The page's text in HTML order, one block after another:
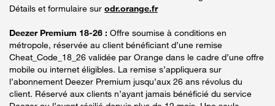
Détails et formulaire sur odr.orange.fr
Deezer Premium 18-26 : Offre soumise à conditions en
métropole, réservée au client bénéficiant d’une remise
Cheat_Code_18_26 validée par Orange dans le cadre d’une offre
mobile ou internet éligibles. La remise s’appliquera sur
l’abonnement Deezer Premium jusqu’aux 26 ans révolus du
client. Réservé aux clients n’ayant jamais bénéficié du service